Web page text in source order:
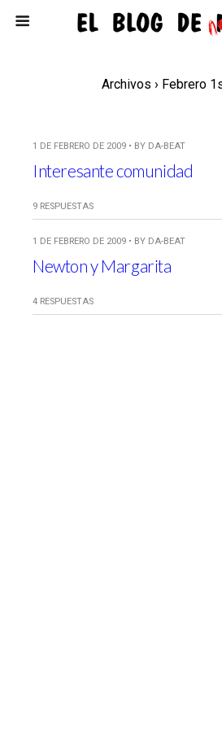
Archivos › Febrero
1 DE FEBRERO DE 2009 • BY DA-BEAT
Interesante comunidad
9 RESPUESTAS
1 DE FEBRERO DE 2009 • BY DA-BEAT
Newton y Margarita
4 RESPUESTAS